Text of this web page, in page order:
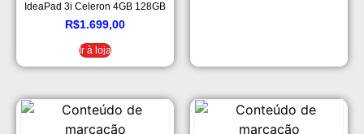
IdeaPad 3i Celeron 4GB 128GB
SSD + Microsoft Office 365
82BU0008BR Prata
R$1.699,00
Ir à loja